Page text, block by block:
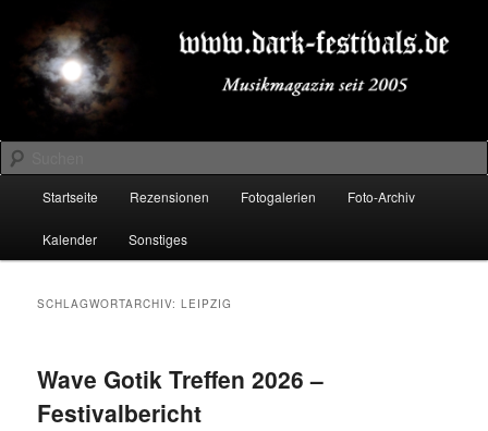
primären
Inhalt
springen
sekundären
Inhalt
springenDARK-FESTIVALS.DE
Suchen
Startseite Rezensionen Fotogalerien Foto-Archiv
Kalender Sonstiges
SCHLAGWORTARCHIV:LEIPZIG
Wave Gotik Treffen 2026 –
Festivalbericht